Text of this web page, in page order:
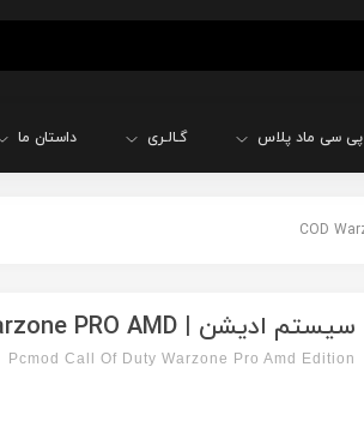
پی سی ماد پلاس گـالـری داستان ما
سیستم ادیشن | COD Warzone PRO AMD
Pcmod Call Of Duty Warzone Pro Amd Edition